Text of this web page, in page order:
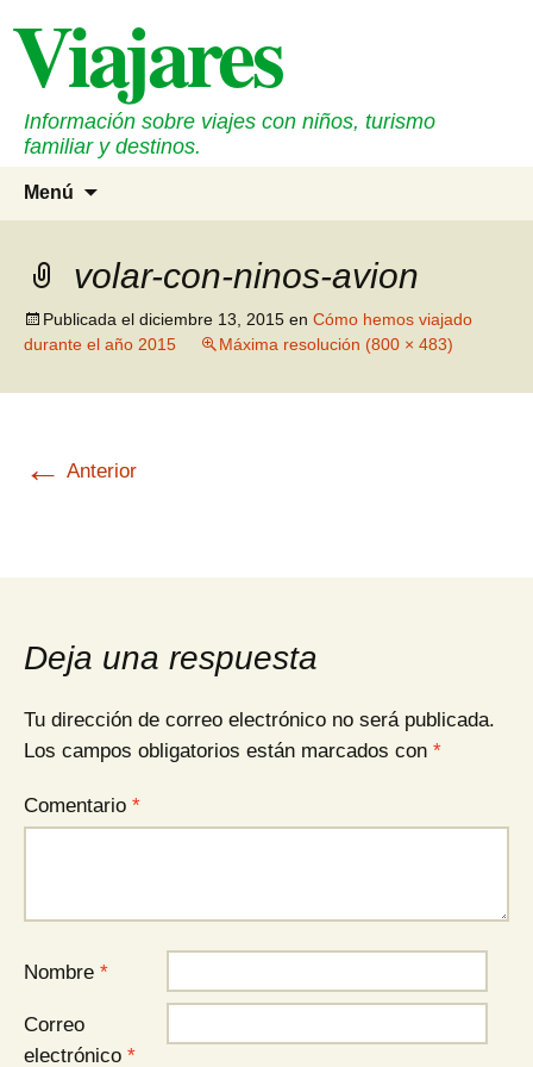
contenido
Viajares
Información sobre viajes con niños, turismo
familiar y destinos.
Menú
volar-con-ninos-avion
Publicada el diciembre 13, 2015 en Cómo hemos viajado
durante el año 2015
Máxima resolución (800 × 483)
← Anterior
Deja una respuesta
Tu dirección de correo electrónico no será publicada.
Los campos obligatorios están marcados con *
Comentario *
Nombre *
Correo
electrónico *